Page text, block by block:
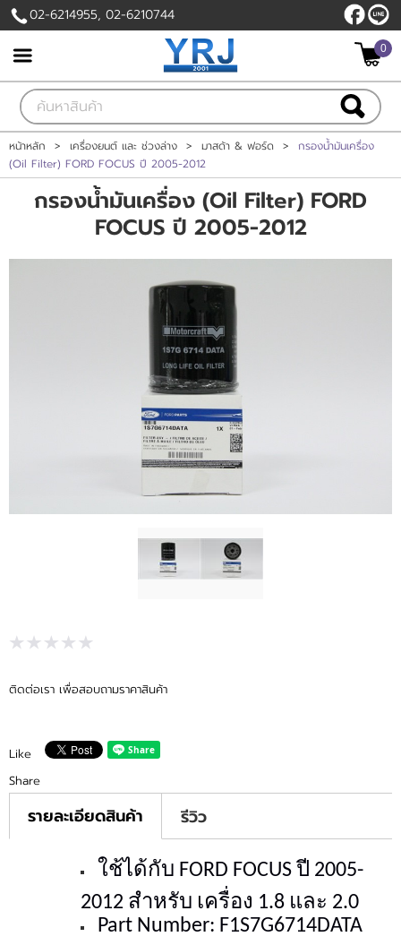
เข้าสู่ระบบ สมัครสมาชิก
สินค้าที่สนใจ( 0 )
หน้าหลัก
ขั้นตอนการสั่งซื้อ
02-6214955, 02-6210744
0
หน้าหลัก > เครื่องยนต์ และ ช่วงล่าง > มาสด้า & ฟอร์ด >
กรองน้ำมันเครื่อง
(Oil Filter) FORD FOCUS ปี 2005-2012
กรองน้ำมันเครื่อง (Oil Filter) FORD
FOCUS ปี 2005-2012
ติดต่อเรา เพื่อสอบถามราคาสินค้า
Like
Share
รายละเอียดสินค้า รีวิว
ใช้ได้กับ FORD FOCUS ปี 2005-
2012 สำหรับ เครื่อง 1.8 และ 2.0
Part Number: F1S7G6714DATA